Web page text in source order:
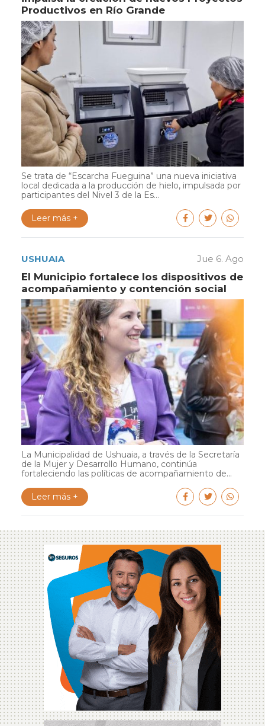
Productivos en Río Grande
Se trata de “Escarcha Fueguina” una nueva iniciativa
local dedicada a la producción de hielo, impulsada por
participantes del Nivel 3 de la Es...
Leer más +
USHUAIA Jue 6. Ago
El Municipio fortalece los dispositivos de
acompañamiento y contención social
La Municipalidad de Ushuaia, a través de la Secretaría
de la Mujer y Desarrollo Humano, continúa
fortaleciendo las políticas de acompañamiento de...
Leer más +